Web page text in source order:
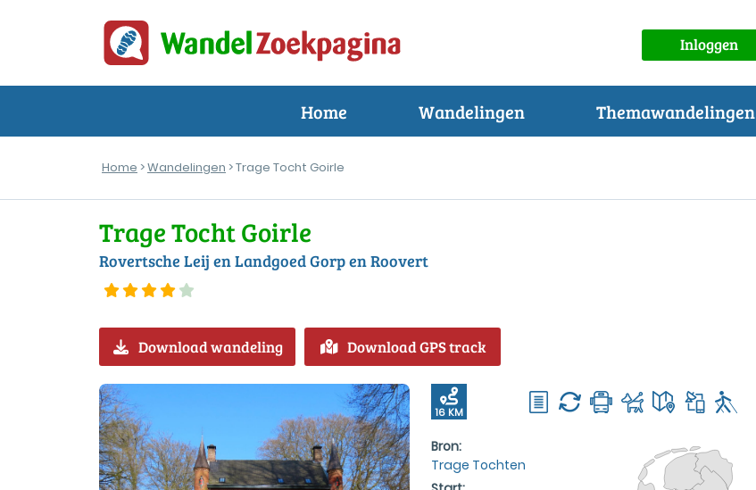
Inloggen
Home Wandelingen Themawandelingen
Home >Wandelingen > Trage Tocht Goirle
Trage Tocht Goirle
Rovertsche Leij en Landgoed Gorp en Roovert
Download wandeling Download GPS track
16 KM
Bron:
Trage Tochten